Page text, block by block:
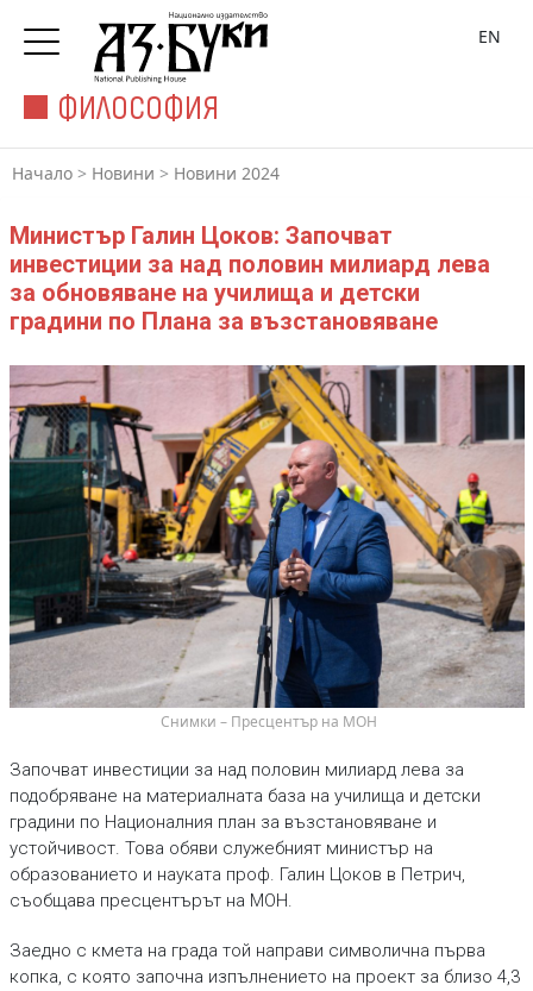
ФИЛОСОФИЯ
EN
Начало > Новини > Новини 2024
Министър Галин Цоков: Започват
инвестиции за над половин милиард лева
за обновяване на училища и детски
градини по Плана за възстановяване
Снимки – Пресцентър на МОН
Започват инвестиции за над половин милиард лева за
подобряване на материалната база на училища и детски
градини по Националния план за възстановяване и
устойчивост. Това обяви служебният министър на
образованието и науката проф. Галин Цоков в Петрич,
съобщава пресцентърът на МОН.
Заедно с кмета на града той направи символична първа
копка, с която започна изпълнението на проект за близо 4,3